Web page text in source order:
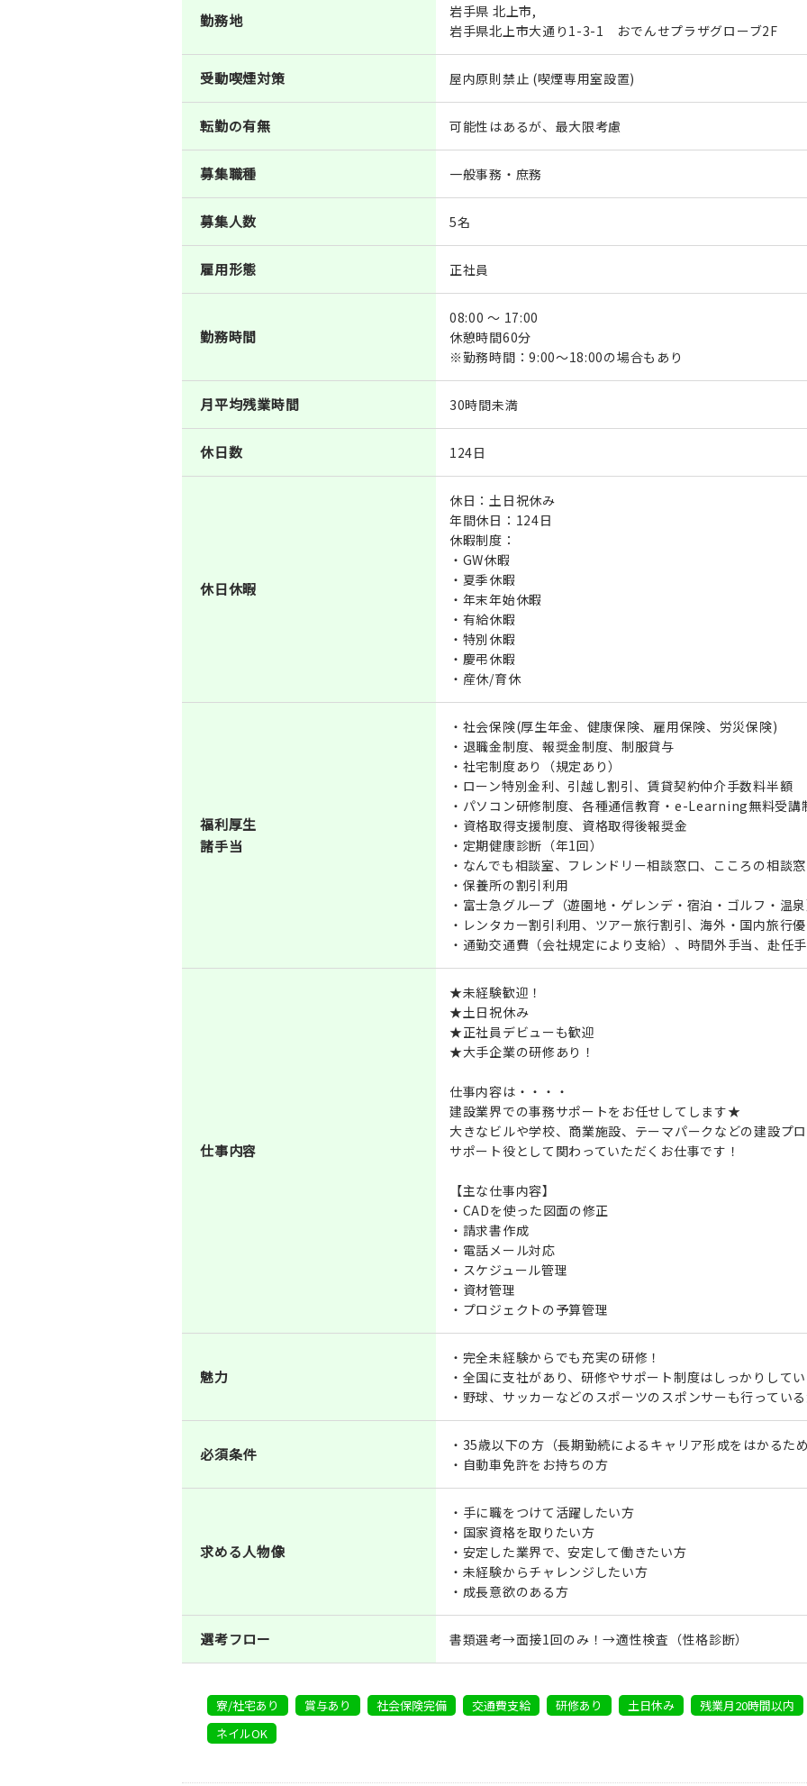
勤務地
岩手県 北上市,
岩手県北上市大通り1-3-1 おでんせプラザグローブ2F
受動喫煙対策 屋内原則禁止 (喫煙専用室設置)
転勤の有無 可能性はあるが、最大限考慮
募集職種 一般事務・庶務
募集人数 5名
雇用形態 正社員
勤務時間
08:00 ～ 17:00
休憩時間60分
※勤務時間：9:00～18:00の場合もあり
月平均残業時間 30時間未満
休日数 124日
休日休暇
休日：土日祝休み
年間休日：124日
休暇制度：
・GW休暇
・夏季休暇
・年末年始休暇
・有給休暇
・特別休暇
・慶弔休暇
・産休/育休
福利厚生
諸手当
・社会保険(厚生年金、健康保険、雇用保険、労災保険)
・退職金制度、報奨金制度、制服貸与
・社宅制度あり（規定あり）
・ローン特別金利、引越し割引、賃貸契約仲介手数料半額
・パソコン研修制度、各種通信教育・e-Learning無料受講
・資格取得支援制度、資格取得後報奨金
・定期健康診断（年1回）
・なんでも相談室、フレンドリー相談窓口、こころの相談
・保養所の割引利用
・富士急グループ（遊園地・ゲレンデ・宿泊・ゴルフ・温
・レンタカー割引利用、ツアー旅行割引、海外・国内旅行
・通勤交通費（会社規定により支給）、時間外手当、赴任
仕事内容
★未経験歓迎！
★土日祝休み
★正社員デビューも歓迎
★大手企業の研修あり！
仕事内容は・・・・
建設業界での事務サポートをお任せしてします★
大きなビルや学校、商業施設、テーマパークなどの建設プ
サポート役として関わっていただくお仕事です！
【主な仕事内容】
・CADを使った図面の修正
・請求書作成
・電話メール対応
・スケジュール管理
・資材管理
・プロジェクトの予算管理
魅力
・完全未経験からでも充実の研修！
・全国に支社があり、研修やサポート制度はしっかりして
・野球、サッカーなどのスポーツのスポンサーも行ってい
必須条件
・35歳以下の方（長期勤続によるキャリア形成をはかるた
・自動車免許をお持ちの方
求める人物像
・手に職をつけて活躍したい方
・国家資格を取りたい方
・安定した業界で、安定して働きたい方
・未経験からチャレンジしたい方
・成長意欲のある方
選考フロー 書類選考→面接1回のみ！→適性検査（性格診断）
寮/社宅あり 賞与あり 社会保険完備 交通費支給 研修あり 土日休み
残業月20時間以内
ネイルOK